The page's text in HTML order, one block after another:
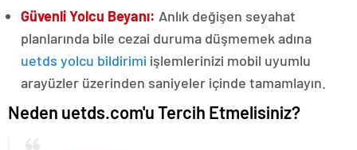
Güvenli Yolcu Beyanı: Anlık değişen seyahat
planlarında bile cezai duruma düşmemek adına
uetds yolcu bildirimi işlemlerinizi mobil uyumlu
arayüzler üzerinden saniyeler içinde tamamlayın.
Neden uetds.com'u Tercih Etmelisiniz?